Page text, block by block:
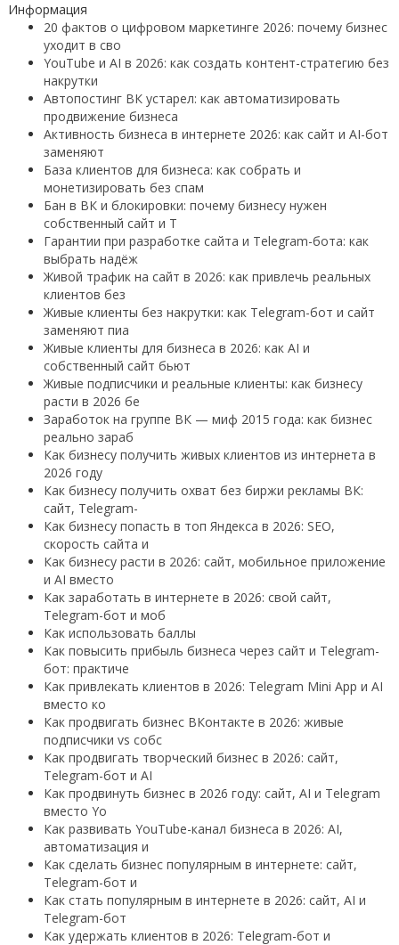
Информация
20 фактов о цифровом маркетинге 2026: почему бизнес
уходит в сво
YouTube и AI в 2026: как создать контент-стратегию без
накрутки
Автопостинг ВК устарел: как автоматизировать
продвижение бизнеса
Активность бизнеса в интернете 2026: как сайт и AI-бот
заменяют
База клиентов для бизнеса: как собрать и
монетизировать без спам
Бан в ВК и блокировки: почему бизнесу нужен
собственный сайт и T
Гарантии при разработке сайта и Telegram-бота: как
выбрать надёж
Живой трафик на сайт в 2026: как привлечь реальных
клиентов без
Живые клиенты без накрутки: как Telegram-бот и сайт
заменяют пиа
Живые клиенты для бизнеса в 2026: как AI и
собственный сайт бьют
Живые подписчики и реальные клиенты: как бизнесу
расти в 2026 бе
Заработок на группе ВК — миф 2015 года: как бизнес
реально зараб
Как бизнесу получить живых клиентов из интернета в
2026 году
Как бизнесу получить охват без биржи рекламы ВК:
сайт, Telegram-
Как бизнесу попасть в топ Яндекса в 2026: SEO,
скорость сайта и
Как бизнесу расти в 2026: сайт, мобильное приложение
и AI вместо
Как заработать в интернете в 2026: свой сайт,
Telegram-бот и моб
Как использовать баллы
Как повысить прибыль бизнеса через сайт и Telegram-
бот: практиче
Как привлекать клиентов в 2026: Telegram Mini App и AI
вместо ко
Как продвигать бизнес ВКонтакте в 2026: живые
подписчики vs собс
Как продвигать творческий бизнес в 2026: сайт,
Telegram-бот и AI
Как продвинуть бизнес в 2026 году: сайт, AI и Telegram
вместо Yo
Как развивать YouTube-канал бизнеса в 2026: AI,
автоматизация и
Как сделать бизнес популярным в интернете: сайт,
Telegram-бот и
Как стать популярным в интернете в 2026: сайт, AI и
Telegram-бот
Как удержать клиентов в 2026: Telegram-бот и